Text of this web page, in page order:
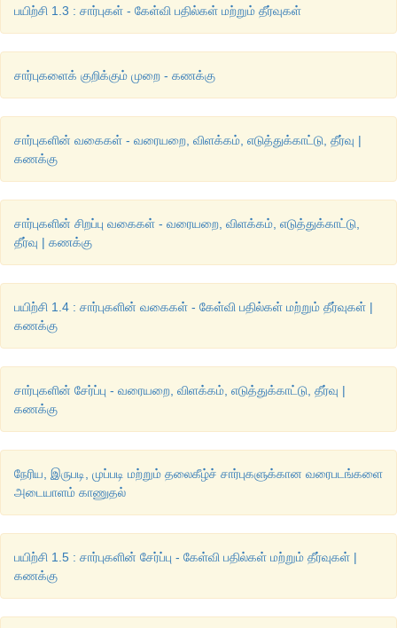
பயிற்சி 1.3 : சார்புகள் - கேள்வி பதில்கள் மற்றும் தீர்வுகள்
சார்புகளைக் குறிக்கும் முறை - கணக்கு
சார்புகளின் வகைகள் - வரையறை, விளக்கம், எடுத்துக்காட்டு, தீர்வு |
கணக்கு
சார்புகளின் சிறப்பு வகைகள் - வரையறை, விளக்கம், எடுத்துக்காட்டு,
தீர்வு | கணக்கு
பயிற்சி 1.4 : சார்புகளின் வகைகள் - கேள்வி பதில்கள் மற்றும் தீர்வுகள் |
கணக்கு
சார்புகளின் சேர்ப்பு - வரையறை, விளக்கம், எடுத்துக்காட்டு, தீர்வு |
கணக்கு
நேரிய, இருபடி, முப்படி மற்றும் தலைகீழ்ச் சார்புகளுக்கான வரைபடங்களை
அடையாளம் காணுதல்
பயிற்சி 1.5 : சார்புகளின் சேர்ப்பு - கேள்வி பதில்கள் மற்றும் தீர்வுகள் |
கணக்கு